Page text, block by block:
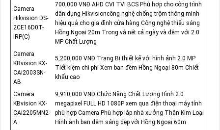
Camera
Hikvision DS-
2CE16D0T-
IRP(C)
700,000 VNĐ AHD CVI TVI BCS Phù hợp cho công trình
dân dụng Hikvisioncông nghệ chống trộm thông minh
hiệu quả cho gia đình cửa hàng Công nghệ thiếu sáng
Hồng Ngoại 20m Trong và nét cả ngày và đêm với 2.0
MP Chất Lượng
Camera
KBvision KX-
CAi2003SN-
AB
5,200,000 VNĐ Trang Bị thiết kế với hình ảnh 2.0 MP
Tiết kiệm chi phí Xem ban đêm Hồng Ngoại 80m Chiết
khấu cao
Camera
KBvision KX-
CAi2205MN2-
A
9,910,000 VNĐ Chức Năng Chất Lượng Hình 2.0
megapixel FULL HD 1080P xem qua điện thoại máy tính
phù hợp Camera Phù hợp lắp nhà xưởng Thân Kim Loại
Hình ảnh ban đêm sáng đẹp với Hồng Ngoại 60m